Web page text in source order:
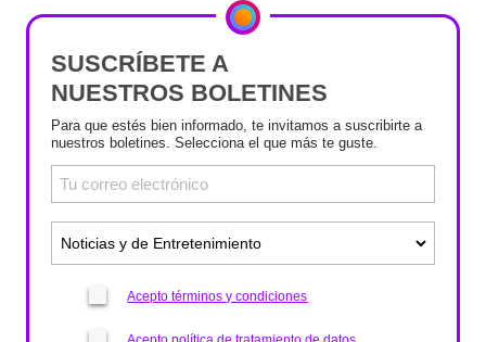
SUSCRÍBETE A
NUESTROS BOLETINES
Para que estés bien informado, te invitamos a suscribirte a
nuestros boletines. Selecciona el que más te guste.
Acepto términos y condiciones